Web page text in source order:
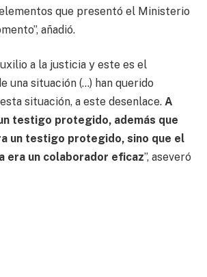
que presentó el Ministerio
añadió.
a la justicia y este es el
una situación (…) han querido
situación, a este desenlace. A
testigo protegido, además que
un testigo protegido, sino que el
era un colaborador eficaz”, aseveró